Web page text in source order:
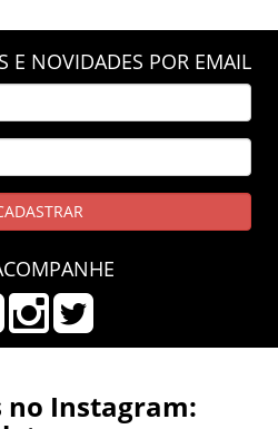
E NOVIDADES POR EMAIL
no Instagram: